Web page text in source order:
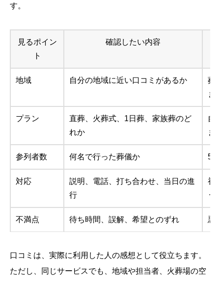
す。
見るポイン
ト
確認したい内容
地域 自分の地域に近い口コミがあるか
葬
ま
プラン
直葬、火葬式、1日葬、家族葬のど
れか
自
ま
参列者数 何名で行った葬儀か 5
対応
説明、電話、打ち合わせ、当日の進
行
初
う
不満点 待ち時間、誤解、希望とのずれ 悪
口コミは、実際に利用した人の感想として役立ちます。
ただし、同じサービスでも、地域や担当者、火葬場の空